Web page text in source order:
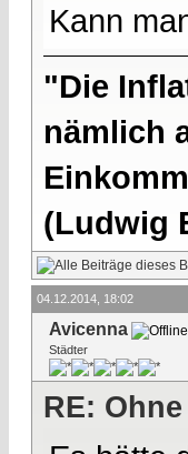
Kann
"Die
nämlich
(Ludwig
04.12.2014, 18:02
Avicenna
Städter
RE: